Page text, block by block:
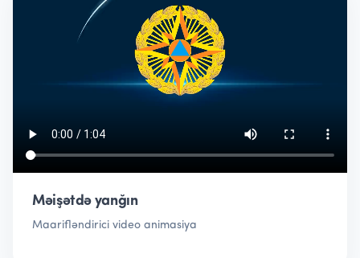
Məişətdə yanğın
Maarifləndirici video animasiya